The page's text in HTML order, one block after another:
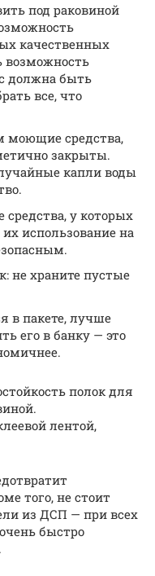
под раковиной
качественных
возможность
должна быть
все, что
моющие средства,
закрыты.
капли воды
средства, у которых
использование на
не храните пустые
в пакете, лучше
его в банку — это
полок для
лентой,
того, не стоит
из ДСП — при всех
быстро